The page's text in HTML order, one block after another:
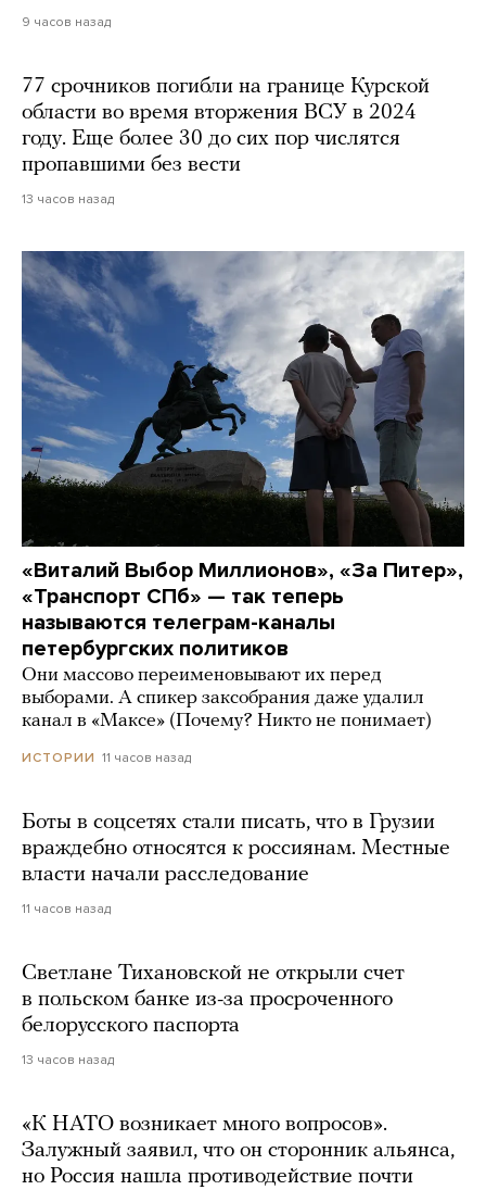
9 часов назад
77 срочников погибли на границе Курской
области во время вторжения ВСУ в 2024
году. Еще более 30 до сих пор числятся
пропавшими без вести
13 часов назад
«Виталий Выбор Миллионов», «За Питер»,
«Транспорт СПб» — так теперь
называются телеграм-каналы
петербургских политиков
Они массово переименовывают их перед
выборами. А спикер заксобрания даже удалил
канал в «Максе» (Почему? Никто не понимает)
ИСТОРИИ 11 часов назад
Боты в соцсетях стали писать, что в Грузии
враждебно относятся к россиянам. Местные
власти начали расследование
11 часов назад
Светлане Тихановской не открыли счет
в польском банке из-за просроченного
белорусского паспорта
13 часов назад
«К НАТО возникает много вопросов».
Залужный заявил, что он сторонник альянса,
но Россия нашла противодействие почти